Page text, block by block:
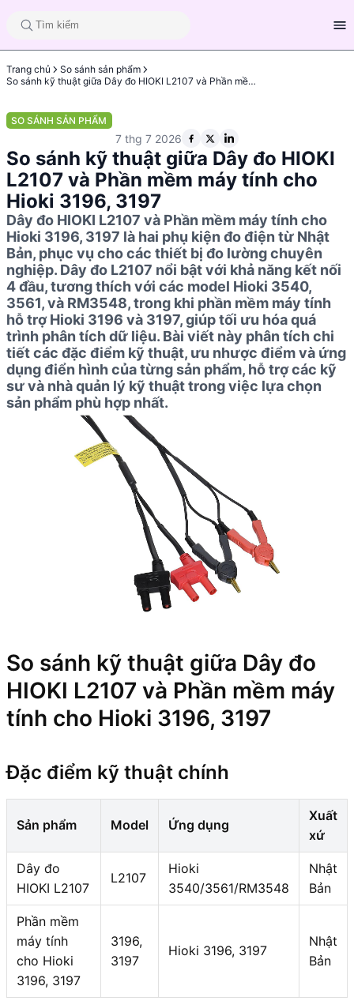
Trang chủ
So sánh sản phẩm
So sánh kỹ thuật giữa Dây đo HIOKI L2107 và Phần mềm máy tính cho Hioki 3196, 3197
SO SÁNH SẢN PHẨM
7 thg 7 2026
So sánh kỹ thuật giữa Dây đo HIOKI
L2107 và Phần mềm máy tính cho
Hioki 3196, 3197
Dây đo HIOKI L2107 và Phần mềm máy tính cho
Hioki 3196, 3197 là hai phụ kiện đo điện từ Nhật
Bản, phục vụ cho các thiết bị đo lường chuyên
nghiệp. Dây đo L2107 nổi bật với khả năng kết nối
4 đầu, tương thích với các model Hioki 3540,
3561, và RM3548, trong khi phần mềm máy tính
hỗ trợ Hioki 3196 và 3197, giúp tối ưu hóa quá
trình phân tích dữ liệu. Bài viết này phân tích chi
tiết các đặc điểm kỹ thuật, ưu nhược điểm và ứng
dụng điển hình của từng sản phẩm, hỗ trợ các kỹ
sư và nhà quản lý kỹ thuật trong việc lựa chọn
sản phẩm phù hợp nhất.
So sánh kỹ thuật giữa Dây đo
HIOKI L2107 và Phần mềm máy
tính cho Hioki 3196, 3197
Đặc điểm kỹ thuật chính
Sản phẩm Model Ứng dụng
Xuất
xứ
Dây đo
HIOKI L2107
L2107
Hioki
3540/3561/RM3548
Nhật
Bản
Phần mềm
máy tính
cho Hioki
3196, 3197
3196,
3197
Hioki 3196, 3197
Nhật
Bản